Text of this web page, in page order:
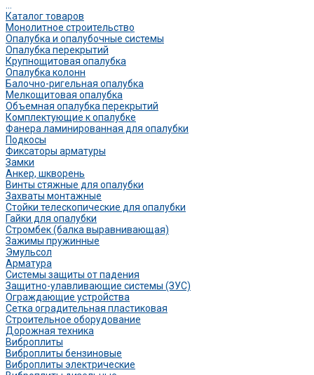
Каталог товаров
Монолитное строительство
Опалубка и опалубочные системы
Опалубка перекрытий
Крупнощитовая опалубка
Опалубка колонн
Балочно-ригельная опалубка
Мелкощитовая опалубка
Объемная опалубка перекрытий
Комплектующие к опалубке
Фанера ламинированная для опалубки
Подкосы
Фиксаторы арматуры
Замки
Анкер, шкворень
Винты стяжные для опалубки
Захваты монтажные
Стойки телескопические для опалубки
Гайки для опалубки
Стромбек (балка выравнивающая)
Зажимы пружинные
Эмульсол
Арматура
Системы защиты от падения
Защитно-улавливающие системы (ЗУС)
Ограждающие устройства
Сетка оградительная пластиковая
Строительное оборудование
Дорожная техника
Виброплиты
Виброплиты бензиновые
Виброплиты электрические